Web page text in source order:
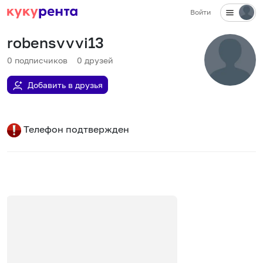
Войти
robensvvvi13
0 подписчиков 0 друзей
Добавить в друзья
Телефон подтвержден